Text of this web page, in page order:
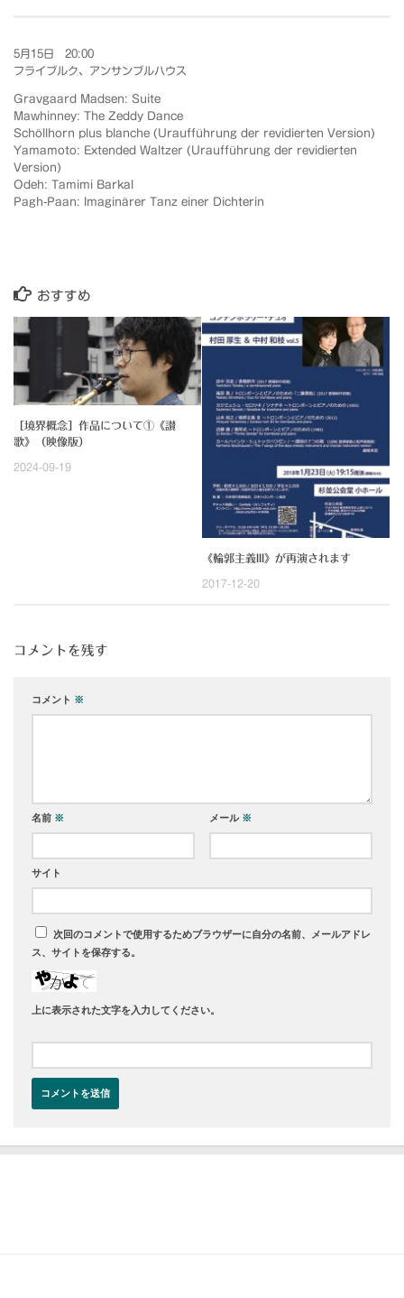
5月15日 20:00
フライブルク、アンサンブルハウス
Gravgaard Madsen: Suite
Mawhinney: The Zeddy Dance
Schöllhorn plus blanche (Uraufführung der revidierten Version)
Yamamoto: Extended Waltzer (Uraufführung der revidierten
Version)
Odeh: Tamimi Barkal
Pagh-Paan: Imaginärer Tanz einer Dichterin
おすすめ
［境界概念］作品について①《讃
歌》（映像版）
2024-09-19
《輪郭主義III》が再演されます
2017-12-20
コメントを残す
コメント ※
名前 ※ メール ※
サイト
次回のコメントで使用するためブラウザーに自分の名前、メールアドレ
ス、サイトを保存する。
上に表示された文字を入力してください。